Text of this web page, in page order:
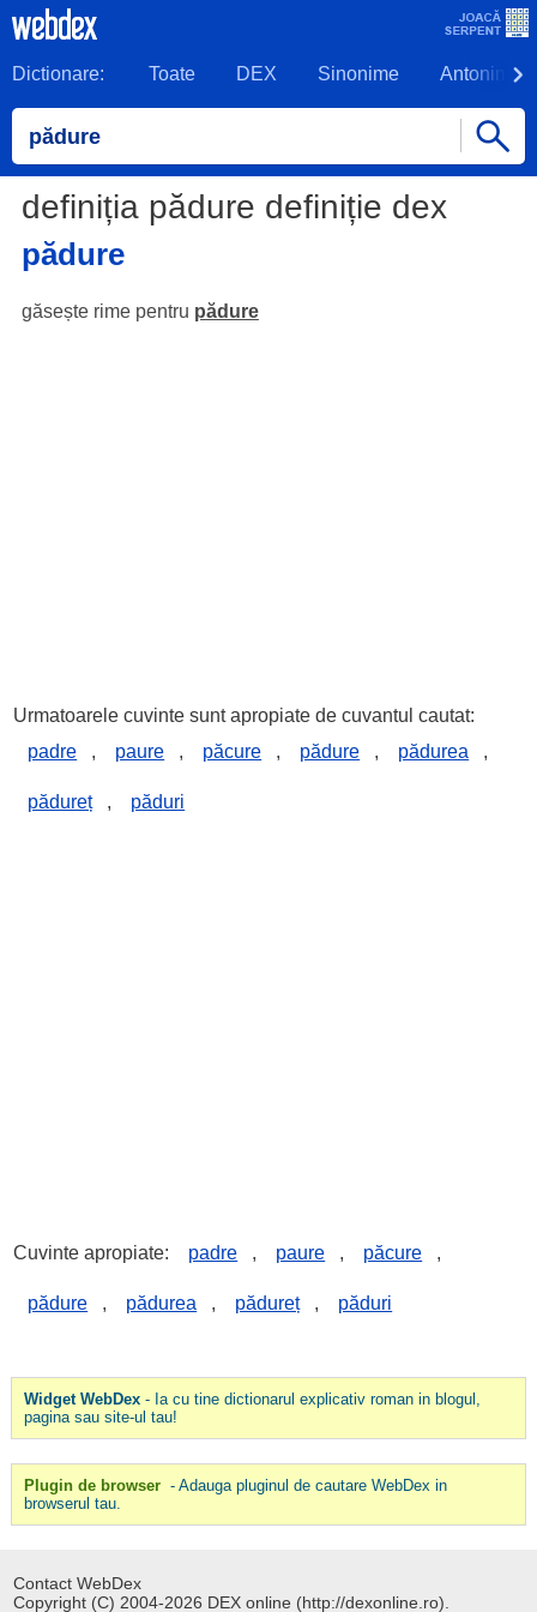
Dictionare: Toate DEX Sinonime Antonime
definiția pădure definiție dex
pădure
găsește rime pentru pădure
Urmatoarele cuvinte sunt apropiate de cuvantul cautat:
padre
, paure , păcure , pădure , pădurea ,
pădureț , păduri
Cuvinte apropiate: padre , paure , păcure ,
pădure , pădurea , pădureț , păduri
Widget WebDex- Ia cu tine dictionarul explicativ roman in blogul,
pagina sau site-ul tau!
Plugin de browser - Adauga pluginul de cautare WebDex in
browserul tau.
Contact WebDex
Copyright (C) 2004-2026 DEX online (http://dexonline.ro).